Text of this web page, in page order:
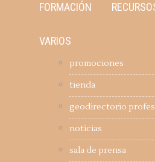
FORMACIÓN
VARIOS
promociones
tienda
geodirectorio
noticias
sala de prensa